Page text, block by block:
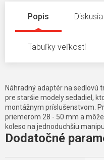
Popis Diskusia
Tabuľky veľkostí
Náhradný adaptér na sedlovú
pre staršie modely sedadiel,
montážnym príslušenstvom.
priemerom 28 - 50 mm a
koleso na jednoduchšiu
Dodatočné